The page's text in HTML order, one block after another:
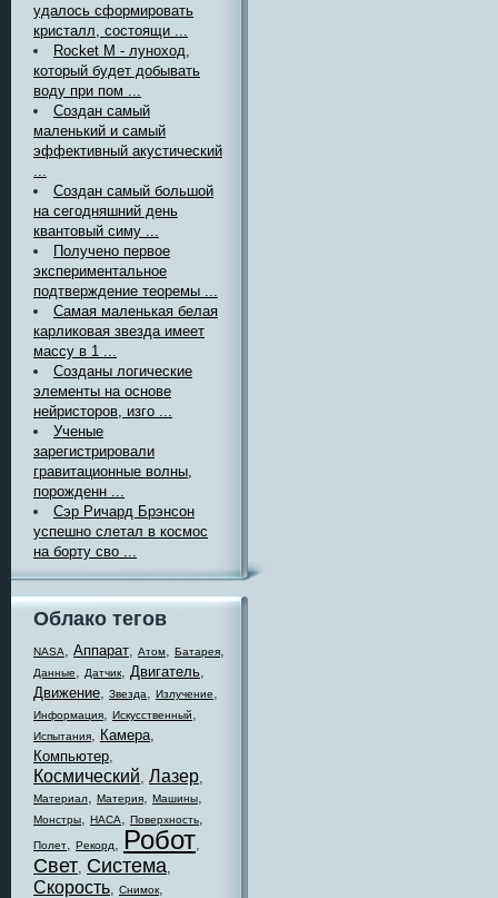
удалось сформировать
кристалл, состоящи ...
Rocket M - луноход,
который будет добывать
воду при пом ...
Создан самый
маленький и самый
эффективный акустический
...
Создан самый большой
на сегодняшний день
квантовый симу ...
Получено первое
экспериментальное
подтверждение теоремы ...
Самая маленькая белая
карликовая звезда имеет
массу в 1 ...
Созданы логические
элементы на основе
нейристоров, изго ...
Ученые
зарегистрировали
гравитационные волны,
порожденн ...
Сэр Ричард Брэнсон
успешно слетал в космос
на борту сво ...
Облако тегов
NASA, Аппарат, Атом, Батарея,
Данные, Датчик, Двигатель,
Движение, Звезда, Излучение,
Информация, Искусственный,
Испытания, Камера,
Компьютер,
Космический, Лазер,
Материал, Материя, Машины,
Монстры, НАСА, Поверхность,
Полет, Рекорд, Робот,
Свет, Система,
Скорость, Снимок,